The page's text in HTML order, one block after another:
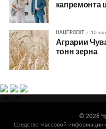
капремонта
НАЦПРОЕКТ 10
Аграрии
тонн зерна
© 2026
Средство массовой информации